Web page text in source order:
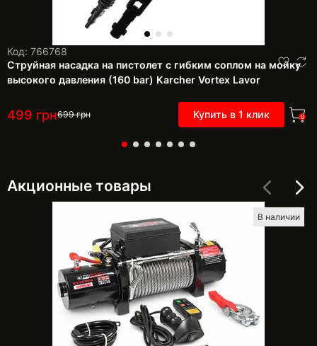
Код: 766768
Струйная насадка на пистолет с гибким соплом на мойку
высокого давления (160 bar) Karcher Vortex Lavor
499 грн699грн Купить в 1 клик 0
Акционные товары
В наличии